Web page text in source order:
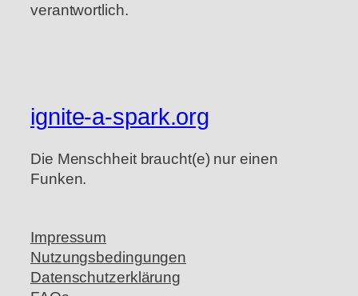
verantwortlich.
ignite-a-spark.org
Die Menschheit braucht(e) nur einen
Funken.
Impressum
Nutzungsbedingungen
Datenschutzerklärung